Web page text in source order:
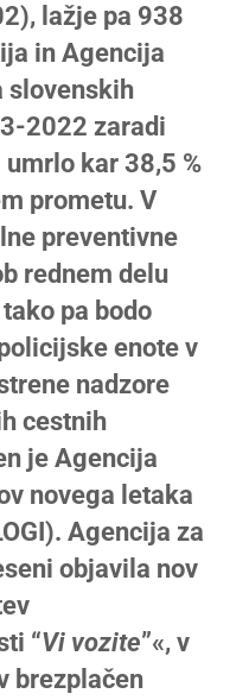
lažje pa 938
in Agencija
slovenskih
2022 zaradi
kar 38,5 %
prometu. V
preventivne
rednem delu
pa bodo
enote v
nadzore
cestnih
je Agencija
novega letaka
Agencija za
objavila nov
“Vi vozite”«, v
brezplačen